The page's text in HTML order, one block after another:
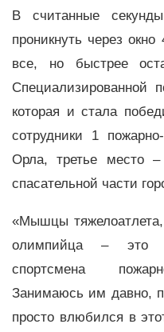
В считанные
проникнуть через
все, но быстрее
Специализированной
которая и стала
сотрудники 1
Орла, третье место
спасательной части
«Мышцы
олимпийца – это
спортсмена
Занимаюсь им давно,
просто влюбился в